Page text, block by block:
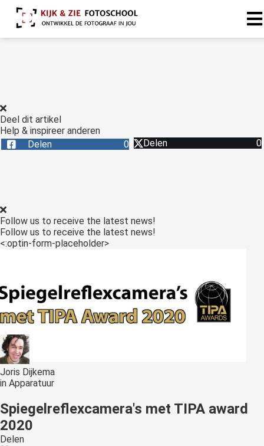
Deel dit artikel
Help & inspireer anderen
Delen
0 Delen 0
Follow us to receive the latest news!
Follow us to receive the latest news!
<:optin-form-placeholder>
Joris Dijkema
in Apparatuur
Spiegelreflexcamera's met TIPA award
2020
Delen